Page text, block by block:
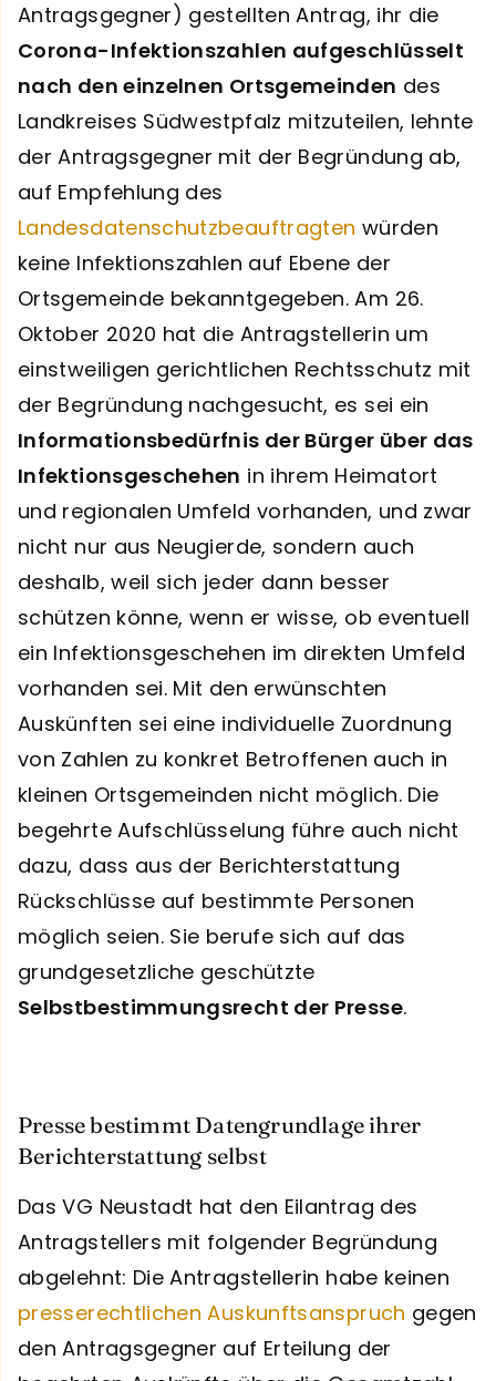
Antragsgegner) gestellten Antrag, ihr die
Corona-Infektionszahlen aufgeschlüsselt
nach den einzelnen Ortsgemeinden des
Landkreises Südwestpfalz mitzuteilen, lehnte
der Antragsgegner mit der Begründung ab,
auf Empfehlung des
Landesdatenschutzbeauftragten würden
keine Infektionszahlen auf Ebene der
Ortsgemeinde bekanntgegeben. Am 26.
Oktober 2020 hat die Antragstellerin um
einstweiligen gerichtlichen Rechtsschutz mit
der Begründung nachgesucht, es sei ein
Informationsbedürfnis der Bürger über das
Infektionsgeschehen in ihrem Heimatort
und regionalen Umfeld vorhanden, und zwar
nicht nur aus Neugierde, sondern auch
deshalb, weil sich jeder dann besser
schützen könne, wenn er wisse, ob eventuell
ein Infektionsgeschehen im direkten Umfeld
vorhanden sei. Mit den erwünschten
Auskünften sei eine individuelle Zuordnung
von Zahlen zu konkret Betroffenen auch in
kleinen Ortsgemeinden nicht möglich. Die
begehrte Aufschlüsselung führe auch nicht
dazu, dass aus der Berichterstattung
Rückschlüsse auf bestimmte Personen
möglich seien. Sie berufe sich auf das
grundgesetzliche geschützte
Selbstbestimmungsrecht der Presse.
Presse bestimmt Datengrundlage ihrer
Berichterstattung selbst
Das VG Neustadt hat den Eilantrag des
Antragstellers mit folgender Begründung
abgelehnt: Die Antragstellerin habe keinen
presserechtlichen Auskunftsanspruch gegen
den Antragsgegner auf Erteilung der